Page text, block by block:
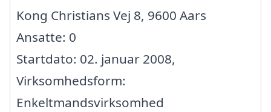
Kong Christians Vej 8, 9600 Aars
Ansatte: 0
Startdato: 02. januar 2008,
Virksomhedsform:
Enkeltmandsvirksomhed